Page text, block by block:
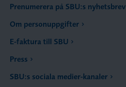
Prenumerera på SBU:s nyhetsbrev
Om personuppgifter
E-faktura till SBU
Press
SBU:s sociala medier-kanaler